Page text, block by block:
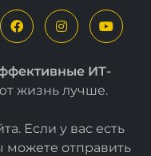
ИТ-
жизнь лучше.
Если у вас есть
отправить